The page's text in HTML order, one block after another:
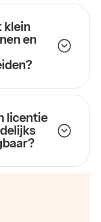
klein
en
licentie